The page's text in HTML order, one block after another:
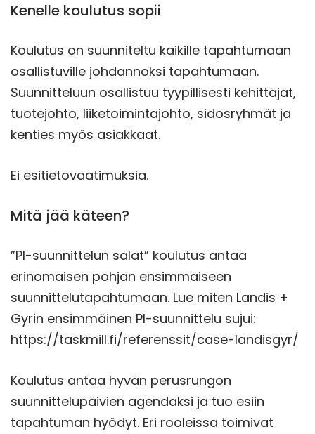
Kenelle koulutus sopii
Koulutus on suunniteltu kaikille tapahtumaan
osallistuville johdannoksi tapahtumaan.
Suunnitteluun osallistuu tyypillisesti kehittäjät,
tuotejohto, liiketoimintajohto, sidosryhmät ja
kenties myös asiakkaat.
Ei esitietovaatimuksia.
Mitä jää käteen?
”PI-suunnittelun salat” koulutus antaa
erinomaisen pohjan ensimmäiseen
suunnittelutapahtumaan. Lue miten Landis +
Gyrin ensimmäinen PI-suunnittelu sujui:
https://taskmill.fi/referenssit/case-landisgyr/
Koulutus antaa hyvän perusrungon
suunnittelupäivien agendaksi ja tuo esiin
tapahtuman hyödyt. Eri rooleissa toimivat